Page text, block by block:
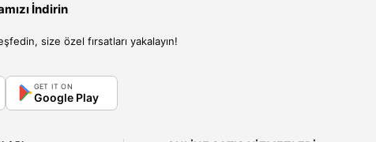
İndirin
size özel fırsatları yakalayın!
GET IT ON
Google Play